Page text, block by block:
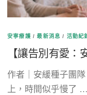
安寧療護 /最新消息 / 活動紀
【讓告別有愛：
作者｜安緩種子團
上，時間似乎慢了 …